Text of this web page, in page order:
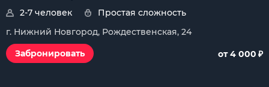
2-7 человек
Простая сложность
г. Нижний Новгород, Рождественская, 24
Забронировать
от 4 000 ₽